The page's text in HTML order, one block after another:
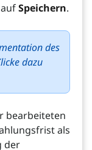
Speichern.
des
dazu
bearbeiteten
als
der